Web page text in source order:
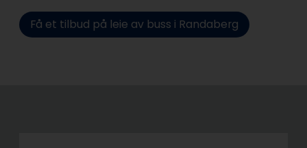
Få et tilbud på leie av buss i Randaberg